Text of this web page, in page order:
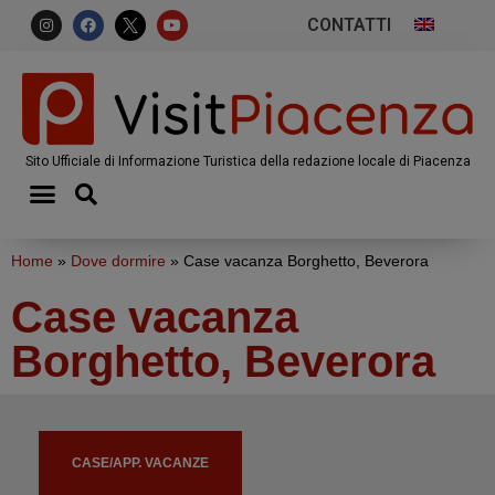
CONTATTI
Sito Ufficiale di Informazione Turistica della redazione locale di Piacenza
Home » Dove dormire » Case vacanza Borghetto, Beverora
Case vacanza
Borghetto, Beverora
CASE/APP. VACANZE